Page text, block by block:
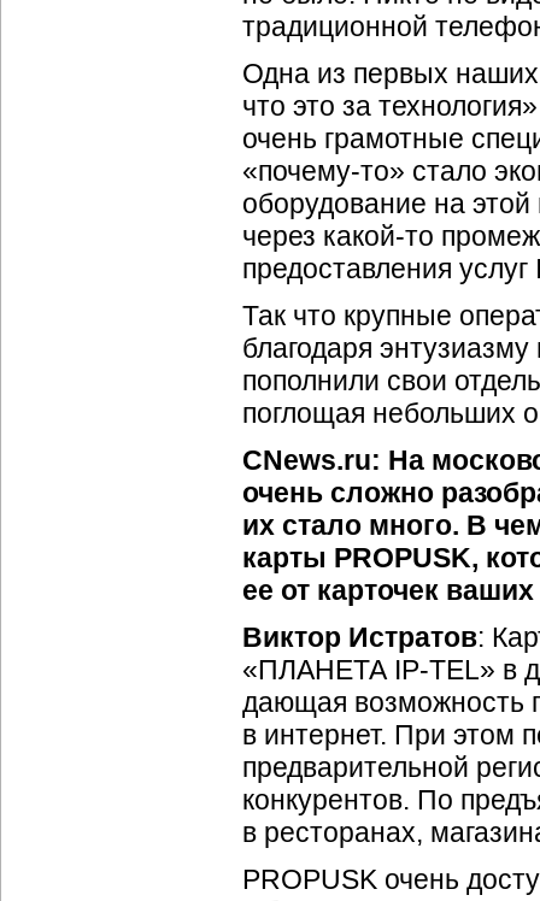
традиционной
Одна из первых
что это за
очень грамотные
«почему-то» стало
оборудование на
через какой-то
предоставления услуг
Так что крупные
благодаря
пополнили свои
поглощая небольших
CNews.ru: На
очень сложно
их стало много. В
карты PROPUSK,
ее от карточек
Виктор Истратов:
«ПЛАНЕТА IP-TEL» в
дающая возможность
в интернет. При этом
предварительной
конкурентов. По
в ресторанах,
PROPUSK очень